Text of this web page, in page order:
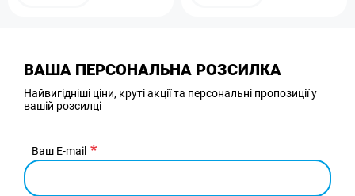
ВАША ПЕРСОНАЛЬНА РОЗСИЛКА
Найвигідніші ціни, круті акції та персональні пропозиції у
вашій розсилці
Ваш E-mail